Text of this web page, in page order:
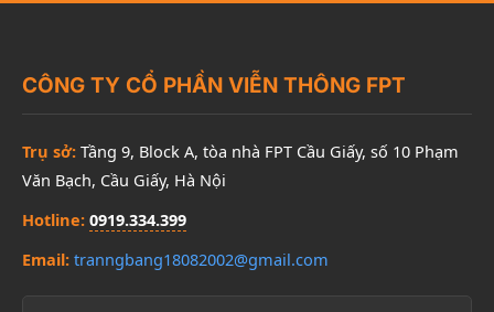
CÔNG TY CỔ PHẦN VIỄN THÔNG FPT
Trụ sở: Tầng 9, Block A, tòa nhà FPT Cầu Giấy, số 10 Phạm
Văn Bạch, Cầu Giấy, Hà Nội
Hotline: 0919.334.399
Email: tranngbang18082002@gmail.com